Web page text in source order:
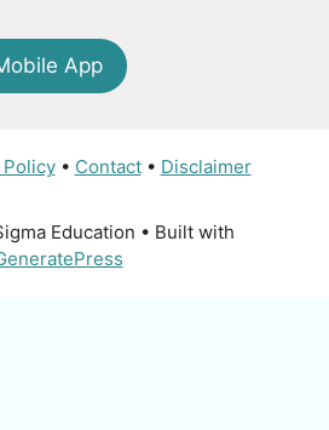
App
• Contact• Disclaimer
Education • Built with